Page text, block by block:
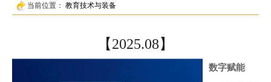
当前位置： 教育技术与装备
【2025.08】
数字赋能